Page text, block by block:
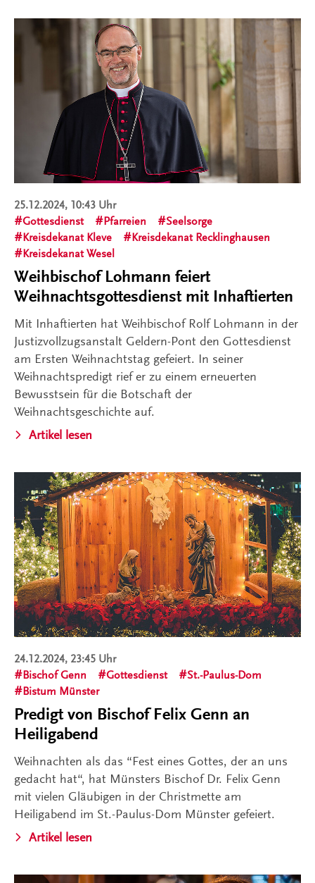
25.12.2024, 10:43 Uhr
Gottesdienst
Pfarreien
Seelsorge
Kreisdekanat Kleve
Kreisdekanat Recklinghausen
Kreisdekanat Wesel
Weihbischof Lohmann feiert
Weihnachtsgottesdienst mit Inhaftierten
Mit Inhaftierten hat Weihbischof Rolf Lohmann in der
Justizvollzugsanstalt Geldern-Pont den Gottesdienst
am Ersten Weihnachtstag gefeiert. In seiner
Weihnachtspredigt rief er zu einem erneuerten
Bewusstsein für die Botschaft der
Weihnachtsgeschichte auf.
Artikel lesen
24.12.2024, 23:45 Uhr
Bischof Genn
Gottesdienst
St.-Paulus-Dom
Bistum Münster
Predigt von Bischof Felix Genn an
Heiligabend
Weihnachten als das “Fest eines Gottes, der an uns
gedacht hat“, hat Münsters Bischof Dr. Felix Genn
mit vielen Gläubigen in der Christmette am
Heiligabend im St.-Paulus-Dom Münster gefeiert.
Artikel lesen